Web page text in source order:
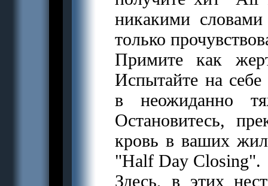
никакими
только
Примите как
Испытайте на
в неожиданно
Остановитесь,
кровь в ваших
"Half Day Closing".
Здесь, в этих